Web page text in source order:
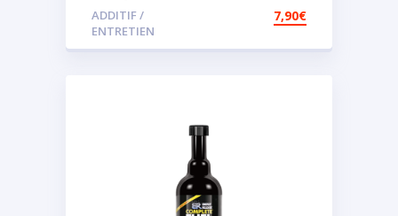
ADDITIF /
ENTRETIEN
7,90€